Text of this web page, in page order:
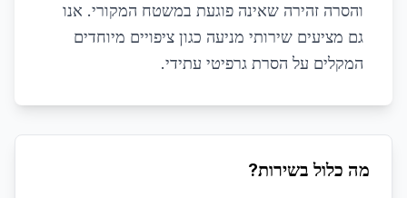
והסרה זהירה שאינה פוגעת במשטח המקורי. אנו
גם מציעים שירותי מניעה כגון ציפויים מיוחדים
המקלים על הסרת גרפיטי עתידי.
מה כלול בשירות?